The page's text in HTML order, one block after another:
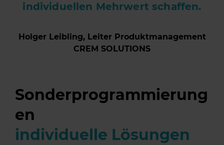
individuellen Mehrwert schaffen.
Holger Leibling, Leiter Produktmanagement
CREM SOLUTIONS
Sonderprogrammierung
en
individuelle Lösungen